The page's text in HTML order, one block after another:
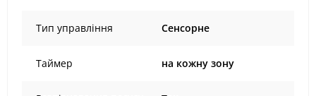
Тип управління Сенсорне
Таймер на кожну зону